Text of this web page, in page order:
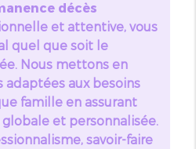
décès
et attentive, vous
quel que soit le
Nous mettons en
aux besoins
famille en assurant
et personnalisée.
savoir-faire